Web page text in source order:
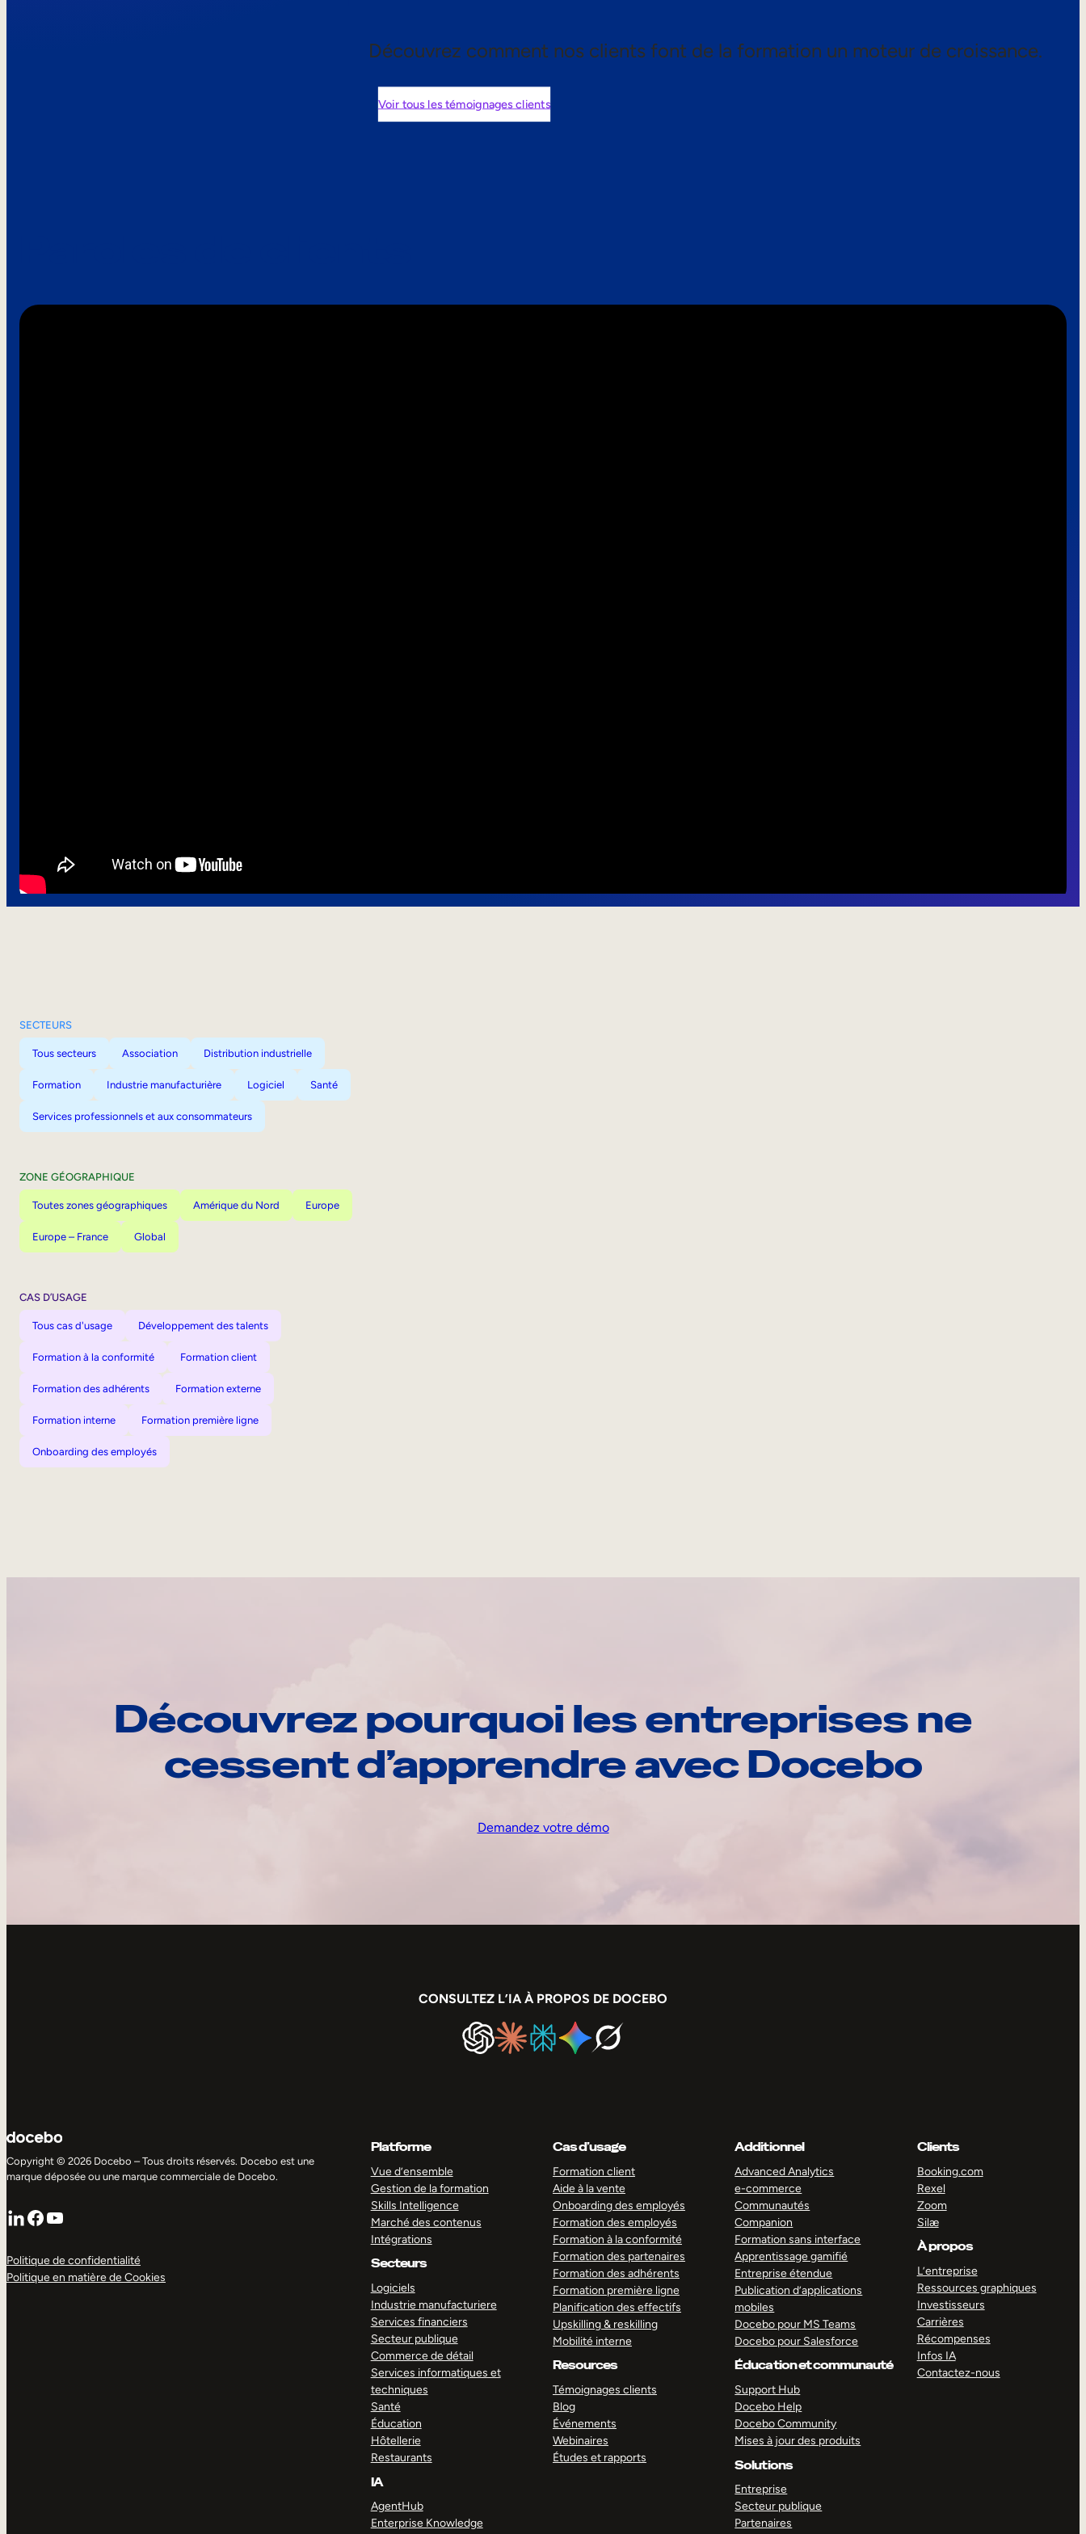
Découvrez comment nos clients font de la formation un moteur de croissance.
Voir tous les témoignages clients
SECTEURS
Tous secteurs Association Distribution industrielle
Formation Industrie manufacturière Logiciel Santé
Services professionnels et aux consommateurs
ZONE GÉOGRAPHIQUE
Toutes zones géographiques Amérique du Nord Europe
Europe – France Global
CAS D’USAGE
Tous cas d'usage Développement des talents
Formation à la conformité Formation client
Formation des adhérents Formation externe
Formation interne Formation première ligne
Onboarding des employés
Découvrez pourquoi les entreprises ne
cessent d’apprendre avec Docebo
Demandez votre démo
CONSULTEZ L’IA À PROPOS DE DOCEBO
Copyright © 2026 Docebo – Tous droits réservés. Docebo est une
marque déposée ou une marque commerciale de Docebo.
LinkedIn
Facebook
YouTube
Politique de confidentialité
Politique en matière de Cookies
Platforme
Vue d’ensemble
Gestion de la formation
Skills Intelligence
Marché des contenus
Intégrations
Secteurs
Logiciels
Industrie manufacturiere
Services financiers
Secteur publique
Commerce de détail
Services informatiques et
techniques
Santé
Éducation
Hôtellerie
Restaurants
IA
AgentHub
Enterprise Knowledge
Cas d’usage
Formation client
Aide à la vente
Onboarding des employés
Formation des employés
Formation à la conformité
Formation des partenaires
Formation des adhérents
Formation première ligne
Planification des effectifs
Upskilling & reskilling
Mobilité interne
Resources
Témoignages clients
Blog
Événements
Webinaires
Études et rapports
Additionnel
Advanced Analytics
e-commerce
Communautés
Companion
Formation sans interface
Apprentissage gamifié
Entreprise étendue
Publication d’applications
mobiles
Docebo pour MS Teams
Docebo pour Salesforce
Éducation et communauté
Support Hub
Docebo Help
Docebo Community
Mises à jour des produits
Solutions
Entreprise
Secteur publique
Partenaires
Clients
Booking.com
Rexel
Zoom
Silæ
À propos
L’entreprise
Ressources graphiques
Investisseurs
Carrières
Récompenses
Infos IA
Contactez-nous